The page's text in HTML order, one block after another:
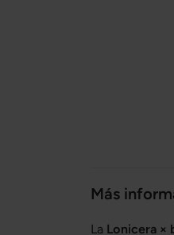
Más
La Lonicera ×